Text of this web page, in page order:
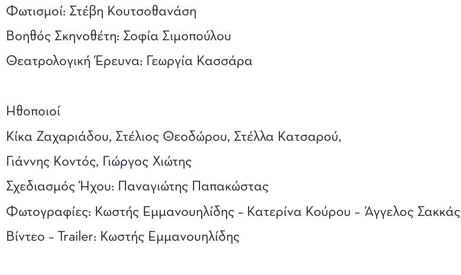
Φωτισμοί: Στέβη Κουτσοθανάση
Βοηθός Σκηνοθέτη: Σοφία Σιμοπούλου
Θεατρολογική Έρευνα: Γεωργία Κασσάρα
Ηθοποιοί
Κίκα Ζαχαριάδου, Στέλιος Θεοδώρου, Στέλλα Κατσαρού,
Γιάννης Κοντός, Γιώργος Χιώτης
Σχεδιασμός Ήχου: Παναγιώτης Παπακώστας
Φωτογραφίες: Κωστής Εμμανουηλίδης – Κατερίνα Κούρου – Άγγελος Σακκάς
Βίντεο – Trailer: Κωστής Εμμανουηλίδης